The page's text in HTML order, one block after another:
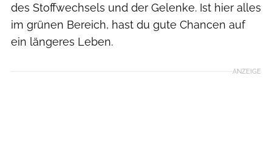
des Stoffwechsels und der Gelenke. Ist hier alles
im grünen Bereich, hast du gute Chancen auf
ein längeres Leben.
ANZEIGE